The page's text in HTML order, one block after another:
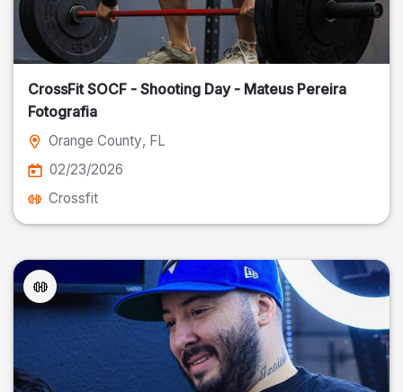
CrossFit SOCF - Shooting Day - Mateus Pereira
Fotografia
Orange County, FL
02/23/2026
Crossfit